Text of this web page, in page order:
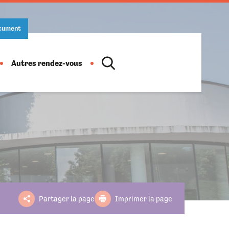
Location de salles
Action culturelle
Informations pratiques
Ludothèque
Horaires
Autres rendez-vous
Salon des artistes
Fête de la musique
Partager la page Imprimer la page